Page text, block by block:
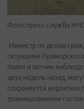
Фото: пресс-служба
Министр по делам
ситуациям
пилот и летчик-
двух недель назад,
сохраняется
травмированном